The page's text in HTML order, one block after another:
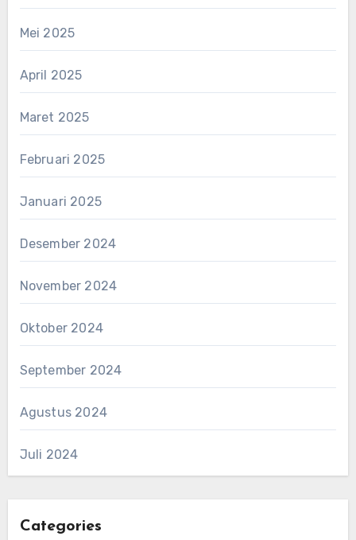
Mei 2025
April 2025
Maret 2025
Februari 2025
Januari 2025
Desember 2024
November 2024
Oktober 2024
September 2024
Agustus 2024
Juli 2024
Categories